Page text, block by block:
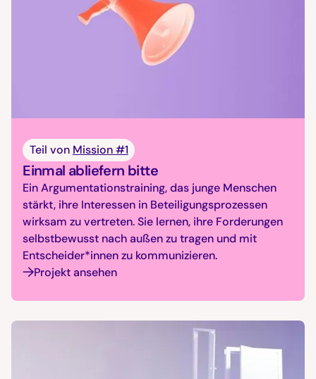
Teil von Mission #1
Einmal abliefern bitte
Ein Argumentationstraining, das junge Menschen
stärkt, ihre Interessen in Beteiligungsprozessen
wirksam zu vertreten. Sie lernen, ihre Forderungen
selbstbewusst nach außen zu tragen und mit
Entscheider*innen zu kommunizieren.
Projekt ansehen